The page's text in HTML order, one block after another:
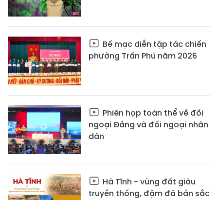
Bế mạc diễn tập tác chiến
phường Trần Phú năm 2026
Phiên họp toàn thể về đối
ngoại Đảng và đối ngoại nhân
dân
Hà Tĩnh - vùng đất giàu
truyền thống, đậm đà bản sắc